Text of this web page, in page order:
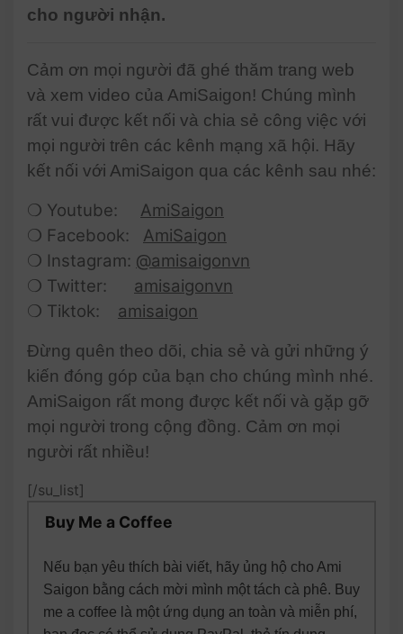
cho người nhận.
Cảm ơn mọi người đã ghé thăm trang web
và xem video của AmiSaigon! Chúng mình
rất vui được kết nối và chia sẻ công việc với
mọi người trên các kênh mạng xã hội. Hãy
kết nối với AmiSaigon qua các kênh sau nhé:
❍ Youtube: AmiSaigon
❍ Facebook: AmiSaigon
❍ Instagram: @amisaigonvn
❍ Twitter: amisaigonvn
❍ Tiktok: amisaigon
Đừng quên theo dõi, chia sẻ và gửi những ý
kiến đóng góp của bạn cho chúng mình nhé.
AmiSaigon rất mong được kết nối và gặp gỡ
mọi người trong cộng đồng. Cảm ơn mọi
người rất nhiều!
[/su_list]
Buy Me a Coffee
Nếu bạn yêu thích bài viết, hãy ủng hộ cho Ami
Saigon bằng cách mời mình một tách cà phê. Buy
me a coffee là một ứng dụng an toàn và miễn phí,